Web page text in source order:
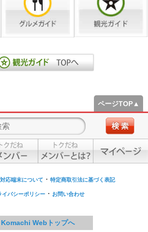
ページTOP▲
対応端末について ・ 特定商取引法に基づく表記
イバシーポリシー ・ お問い合わせ
Komachi Webトップへ